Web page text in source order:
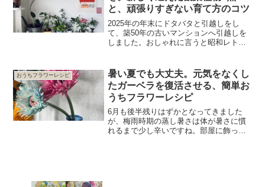
と、頑張りすぎない育て方のコツ
2025年の年末にドタバタと引越しをし
て、築50年の古いマンションへ引越しを
しました。おしゃれに言うと昭和レトロ
ンションへ引越しです。きっかけは30代
後半から早々と終...
おうちフラワーレシピ
暑い夏でも大丈夫。元気をなくし
たガーベラを復活させる、簡単お
うちフラワーレシピ
6月も後半残りはずかとなってきました
が、梅雨時期の蒸し暑さは体が暑さに慣
れるまで少し辛いですね。部屋に飾って